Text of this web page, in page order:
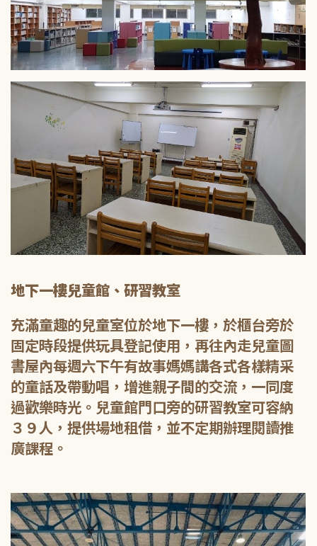
地下一樓兒童館、研習教室
充滿童趣的兒童室位於地下一樓，於櫃台旁於
固定時段提供玩具登記使用，再往內走兒童圖
書屋內每週六下午有故事媽媽講各式各樣精采
的童話及帶動唱，增進親子間的交流，一同度
過歡樂時光。兒童館門口旁的研習教室可容納
３９人，提供場地租借，並不定期辦理閱讀推
廣課程。